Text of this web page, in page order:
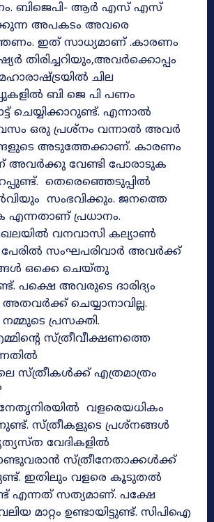
ബിജെപി- ആർ എസ് എസ്
അപകടം അവരെ
ഇത് സാധ്യമാണ് .കാരണം
തിരിച്ചറിയും,അവർക്കൊപ്പം
ചില
ബി ജെ പി പണം
ചെയ്യിക്കാറുണ്ട്. എന്നാൽ
ഒരു പ്രശ്നം വന്നാൽ അവർ
അടുത്തേക്കാണ്. കാരണം
വേണ്ടി പോരാടുക
തെരെഞ്ഞെടുപ്പിൽ
സംഭവിക്കും. ജനത്തെ
എന്നതാണ് പ്രധാനം.
വനവാസി കല്യാൺ
സംഘപരിവാർ അവർക്ക്
ഒക്കെ ചെയ്തു
പക്ഷെ അവരുടെ ദാരിദ്യം
. അതവർക്ക് ചെയ്യാനാവില്ല.
പ്രസക്തി.
സ്ത്രീവീക്ഷണത്തെ
സ്ത്രീകൾക്ക് എത്രമാത്രം
നേതൃനിരയിൽ വളരെയധികം
സ്ത്രീകളുടെ പ്രശ്നങ്ങൾ
വേദികളിൽ
സ്ത്രീനേതാക്കൾക്ക്
ഇതിലും വളരെ കൂടുതൽ
എന്നത് സത്യമാണ്. പക്ഷേ
മാറ്റം ഉണ്ടായിട്ടുണ്ട്. സിപിഐ